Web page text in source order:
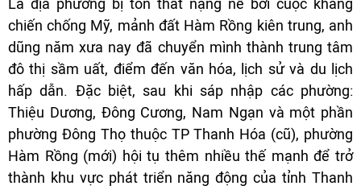
Là địa phương bị tổn thất nặng nề bởi cuộc kháng
chiến chống Mỹ, mảnh đất Hàm Rồng kiên trung, anh
dũng năm xưa nay đã chuyển mình thành trung tâm
đô thị sầm uất, điểm đến văn hóa, lịch sử và du lịch
hấp dẫn. Đặc biệt, sau khi sáp nhập các phường:
Thiệu Dương, Đông Cương, Nam Ngạn và một phần
phường Đông Thọ thuộc TP Thanh Hóa (cũ), phường
Hàm Rồng (mới) hội tụ thêm nhiều thế mạnh để trở
thành khu vực phát triển năng động của tỉnh Thanh